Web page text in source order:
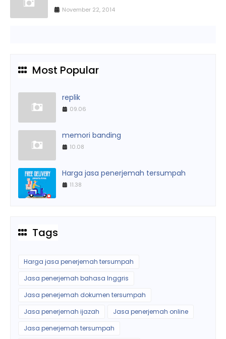
November 22, 2014
Most Popular
replik
09.06
memori banding
10.08
Harga jasa penerjemah tersumpah
11.38
Tags
Harga jasa penerjemah tersumpah
Jasa penerjemah bahasa Inggris
Jasa penerjemah dokumen tersumpah
Jasa penerjemah ijazah
Jasa penerjemah online
Jasa penerjemah tersumpah